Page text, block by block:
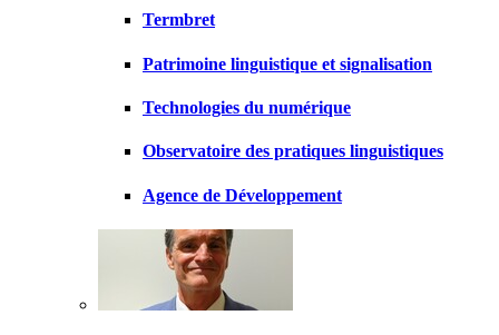
Termbret
Patrimoine linguistique et signalisation
Technologies du numérique
Observatoire des pratiques linguistiques
Agence de Développement